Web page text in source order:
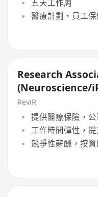
五天工作周
醫療計劃，員工
Research
(Neuroscience/
Modeling)
ReviR
提供醫療保險，
工作時間彈性，
競爭性薪酬，按